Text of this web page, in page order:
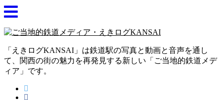
「えきログKANSAI」は鉄道駅の写真と動画と音声を通し
て、関西の街の魅力を再発見する新しい「ご当地的鉄道メデ
ィア」です。